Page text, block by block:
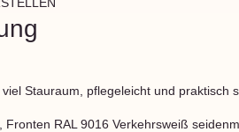
Stauraum, pflegeleicht und
RAL 9016 Verkehrsweiß